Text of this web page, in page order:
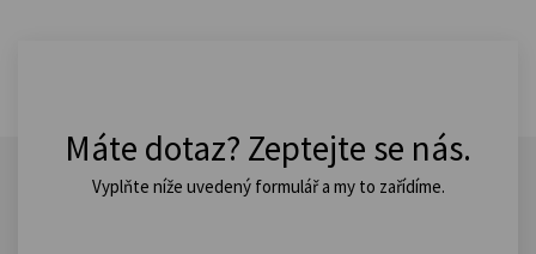
Máte dotaz? Zeptejte se nás.
Vyplňte níže uvedený formulář a my to zařídíme.